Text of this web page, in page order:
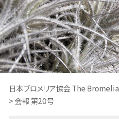
日本ブロメリア協会 The
>会報 第20号